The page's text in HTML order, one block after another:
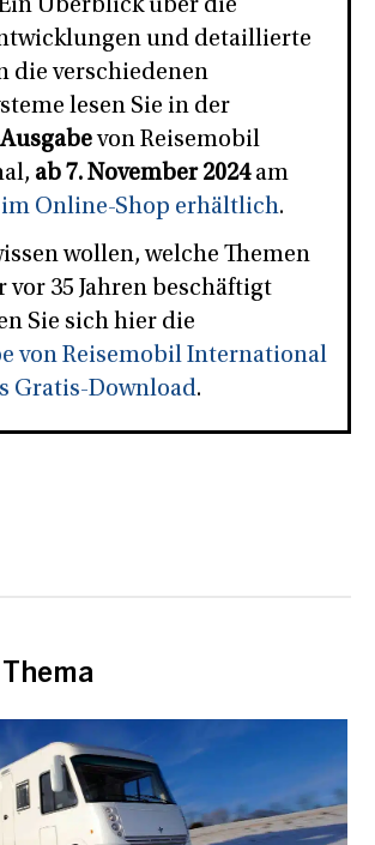
Überblick über die
und detaillierte
die verschiedenen
lesen Sie in der
von Reisemobil
ab 7. November 2024am
im Online-Shop erhältlich.
wollen, welche Themen
vor 35 Jahren beschäftigt
Sie sich hier die
von Reisemobil International
Gratis-Download.